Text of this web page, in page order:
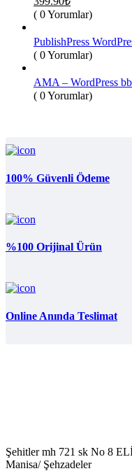
fiyat:
andaki
fiyat:
399.90₺.
( 0 Yorumlar)
PublishPress
( 0 Yorumlar)
AMA – WordPress
( 0 Yorumlar)
100% Güvenli Ödeme
%100 Orijinal Ürün
Online Anında Teslimat
Şehitler mh 721 sk No 8
Manisa/ Şehzadeler